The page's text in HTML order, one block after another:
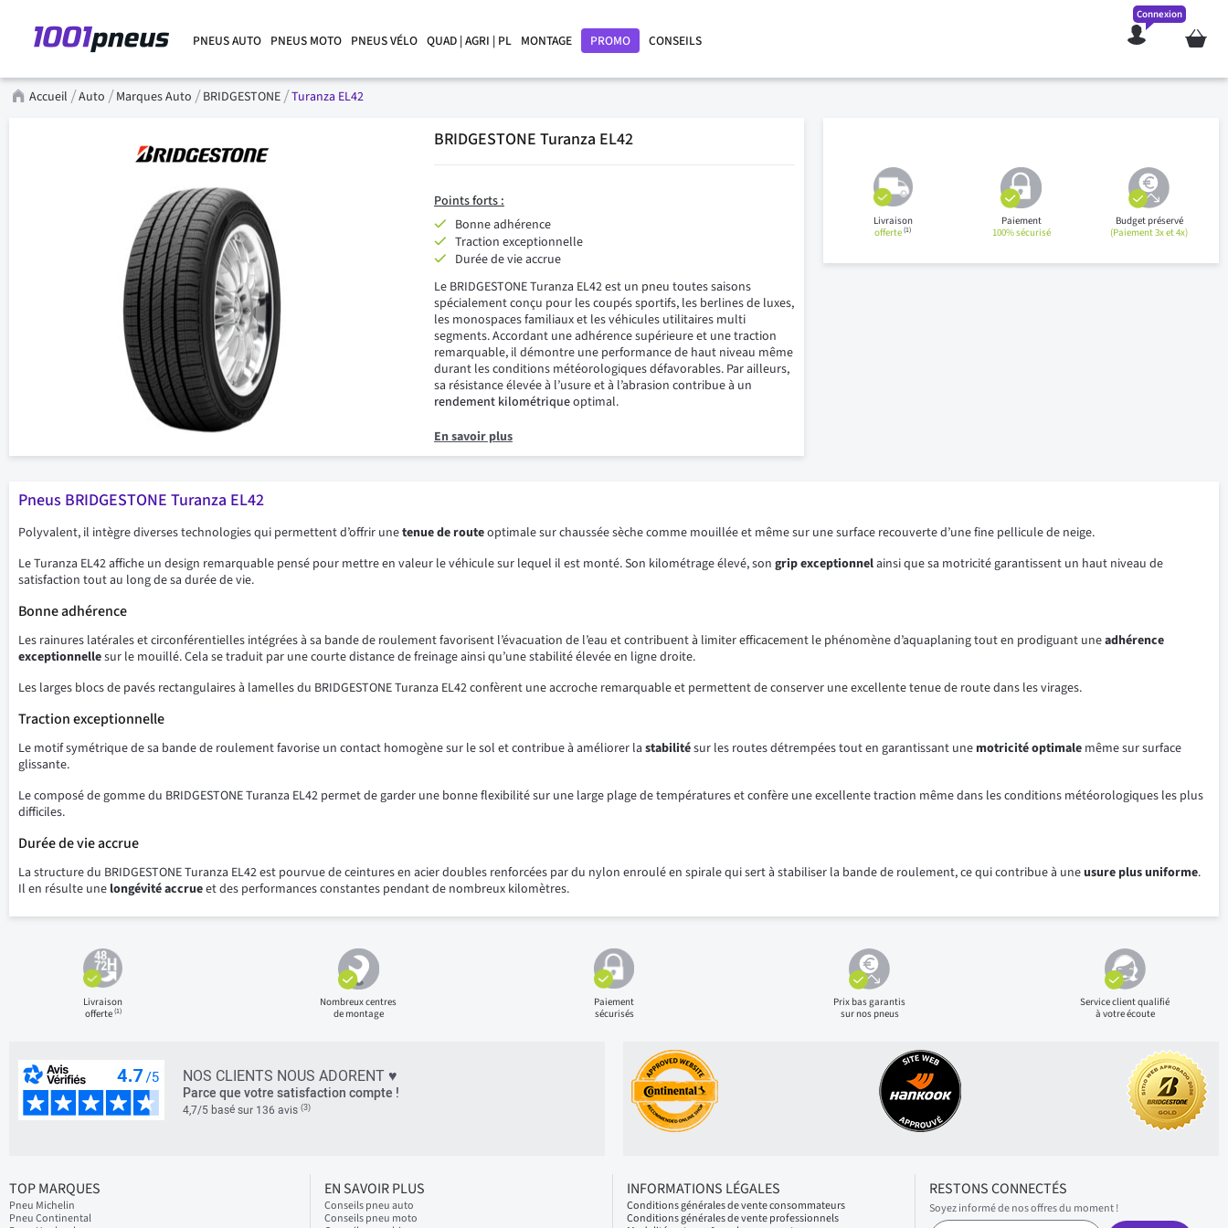
PNEUS AUTO PNEUS MOTO PNEUS VÉLO QUAD | AGRI | PL MONTAGE PROMO CONSEILS Mon
Connexion
Accueil Auto Marques Auto BRIDGESTONE Turanza EL42
BRIDGESTONE Turanza EL42
Points forts :
Bonne adhérence
Traction exceptionnelle
Durée de vie accrue
Le BRIDGESTONE Turanza EL42 est un pneu toutes saisons
spécialement conçu pour les coupés sportifs, les berlines de luxes,
les monospaces familiaux et les véhicules utilitaires multi
segments. Accordant une adhérence supérieure et une traction
remarquable, il démontre une performance de haut niveau même
durant les conditions météorologiques défavorables. Par ailleurs,
sa résistance élevée à l’usure et à l’abrasion contribue à un
rendement kilométriqueoptimal.
En savoir plus
Livraison
offerte(1)
Paiement
100% sécurisé
Budget préservé
(Paiement 3x et 4x)
Pneus BRIDGESTONE Turanza EL42
Polyvalent, il intègre diverses technologies qui permettent d’offrir unetenue de routeoptimale sur chaussée sèche comme mouillée et même sur une surface recouverte d’une fine pellicule de neige.
Le Turanza EL42 affiche un design remarquable pensé pour mettre en valeur le véhicule sur lequel il est monté. Son kilométrage élevé, son grip exceptionnelainsi que sa motricité garantissent un haut niveau de
satisfaction tout au long de sa durée de vie.
Bonne adhérence
Les rainures latérales et circonférentielles intégrées à sa bande de roulement favorisent l’évacuation de l’eau et contribuent à limiter efficacement le phénomène d’aquaplaning tout en prodiguant uneadhérence
exceptionnellesur le mouillé. Cela se traduit par une courte distance de freinage ainsi qu’une stabilité élevée en ligne droite.
Les larges blocs de pavés rectangulaires à lamelles du BRIDGESTONE Turanza EL42 confèrent une accroche remarquable et permettent de conserver une excellente tenue de route dans les virages.
Traction exceptionnelle
Le motif symétrique de sa bande de roulement favorise un contact homogène sur le sol et contribue à améliorer la stabilitésur les routes détrempées tout en garantissant une motricitéoptimale même sur surface
glissante.
Le composé de gomme du BRIDGESTONE Turanza EL42 permet de garder une bonne flexibilité sur une large plage de températures et confère une excellente traction même dans les conditions météorologiques les plus
difficiles.
Durée de vie accrue
La structure du BRIDGESTONE Turanza EL42 est pourvue de ceintures en acier doubles renforcées par du nylon enroulé en spirale qui sert à stabiliser la bande de roulement, ce qui contribue à uneusure plus uniforme.
Il en résulte une longévité accrueet des performances constantes pendant de nombreux kilomètres.
Livraison
offerte(1)
Nombreux centres
de montage
Paiement
sécurisés
Prix basgarantis
sur nos pneus
Service client qualifié
à votre écoute
NOS CLIENTS NOUS ADORENT ♥
Parce que votre satisfaction compte !
4,7/5 basé sur 136 avis (3)
TOP MARQUES
Pneu Michelin
Pneu Continental
EN SAVOIR PLUS
Conseils pneu auto
Conseils pneu moto
INFORMATIONS LÉGALES
Conditions générales de vente consommateurs
Conditions générales de vente professionnels
RESTONS CONNECTÉS
Soyez informé de nos offres du moment !